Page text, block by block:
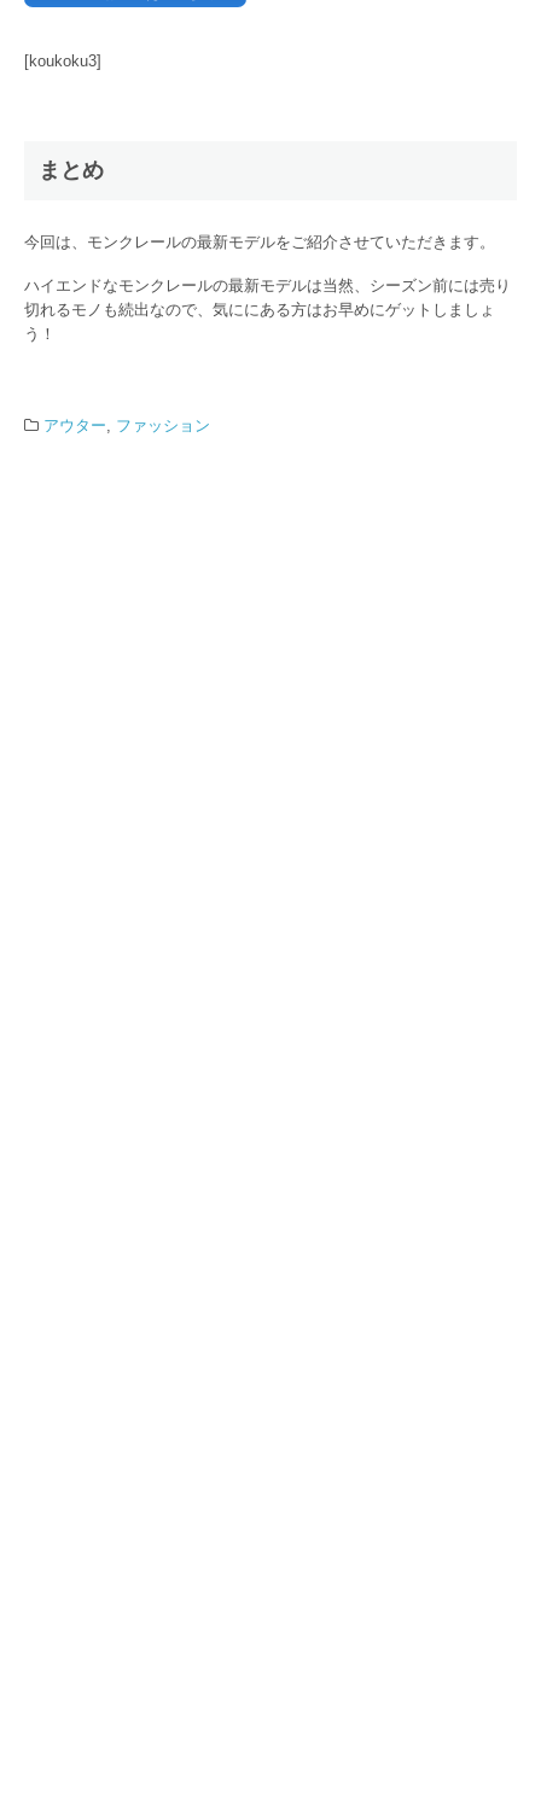
[koukoku3]
まとめ
今回は、モンクレールの最新モデルをご紹介させていただきます。
ハイエンドなモンクレールの最新モデルは当然、シーズン前には売り
切れるモノも続出なので、気ににある方はお早めにゲットしましょ
う！
アウター ファッション